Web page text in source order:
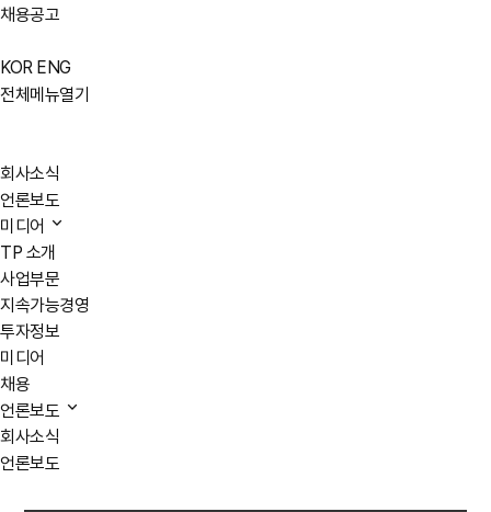
채용공고
KOR ENG
전체메뉴열기
회사소식
언론보도
미디어
TP 소개
사업부문
지속가능경영
투자정보
미디어
채용
언론보도
회사소식
언론보도